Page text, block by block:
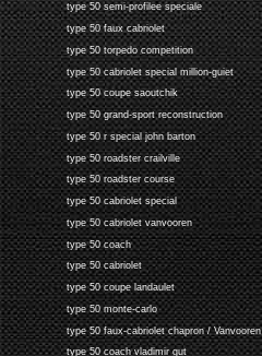
type 50 semi-profilee speciale
type 50 faux cabriolet
type 50 torpedo competition
type 50 cabriolet special million-guiet
type 50 coupe saoutchik
type 50 grand-sport reconstruction
type 50 r special john barton
type 50 roadster crailville
type 50 roadster course
type 50 cabriolet special
type 50 cabriolet vanvooren
type 50 coach
type 50 cabriolet
type 50 coupe landaulet
type 50 monte-carlo
type 50 faux-cabriolet chapron / Vanvooren
type 50 coach vladimir gut